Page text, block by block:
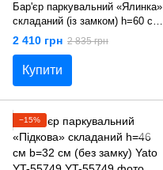
Бар'єр паркувальний «Ялинка»
складаний (із замком) h=60 см
b=16/ 55 см Yato YT-55744
2 410 грн 2 835 грн
Купити
−15%